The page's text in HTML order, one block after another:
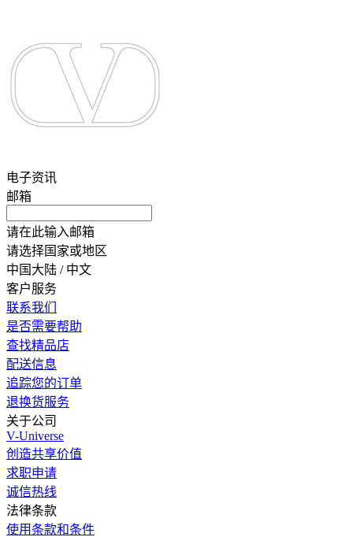
电子资讯
邮箱
请在此输入邮箱
请选择国家或地区
中国大陆 / 中文
客户服务
联系我们
是否需要帮助
查找精品店
配送信息
追踪您的订单
退换货服务
关于公司
V-Universe
创造共享价值
求职申请
诚信热线
法律条款
使用条款和条件